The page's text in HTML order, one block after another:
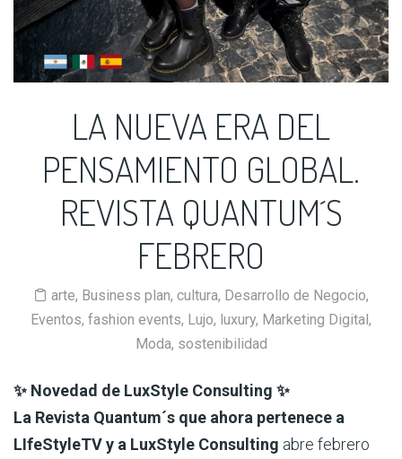
LA NUEVA ERA DEL
PENSAMIENTO GLOBAL.
REVISTA QUANTUM´S
FEBRERO
arte, Business plan, cultura, Desarrollo de Negocio,
Eventos, fashion events, Lujo, luxury, Marketing Digital ,
Moda, sostenibilidad
✨ Novedad de LuxStyle Consulting ✨
La Revista Quantum´s que ahora pertenece a
LIfeStyleTV y a LuxStyle Consulting abre febrero